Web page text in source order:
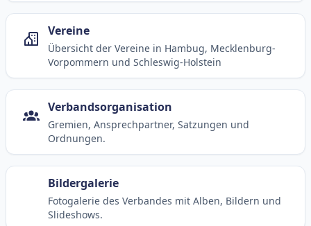
Vereine
Übersicht der Vereine in Hambug, Mecklenburg-
Vorpommern und Schleswig-Holstein
Verbandsorganisation
Gremien, Ansprechpartner, Satzungen und
Ordnungen.
Bildergalerie
Fotogalerie des Verbandes mit Alben, Bildern und
Slideshows.